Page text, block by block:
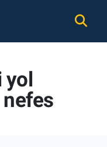
yol
nefes